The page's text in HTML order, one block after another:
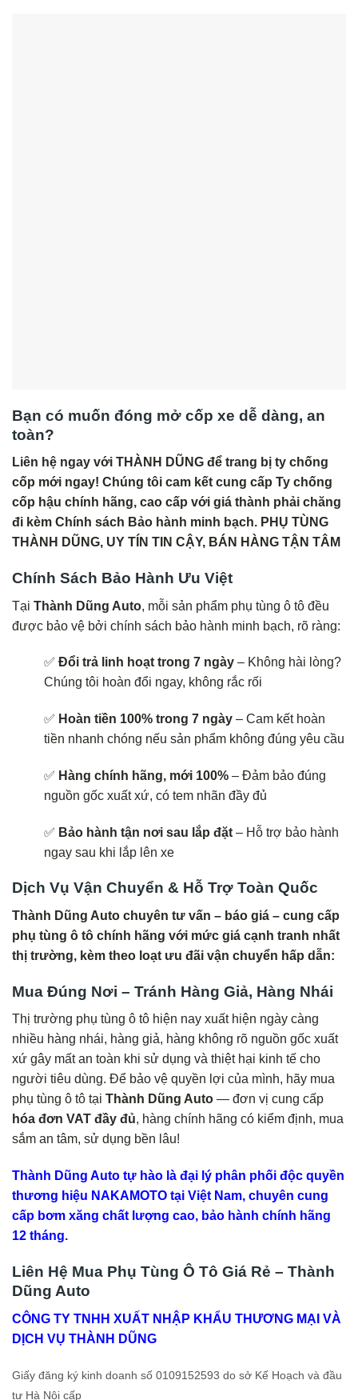
Bạn có muốn đóng mở cốp xe dễ dàng, an
toàn?
Liên hệ ngay với THÀNH DŨNG để trang bị ty chống
cốp mới ngay! Chúng tôi cam kết cung cấp Ty chống
cốp hậu chính hãng, cao cấp với giá thành phải chăng
đi kèm Chính sách Bảo hành minh bạch. PHỤ TÙNG
THÀNH DŨNG, UY TÍN TIN CẬY, BÁN HÀNG TẬN TÂM
Chính Sách Bảo Hành Ưu Việt
Tại Thành Dũng Auto, mỗi sản phẩm phụ tùng ô tô đều
được bảo vệ bởi chính sách bảo hành minh bạch, rõ ràng:
✅ Đổi trả linh hoạt trong 7 ngày – Không hài lòng?
Chúng tôi hoàn đổi ngay, không rắc rối
✅ Hoàn tiền 100% trong 7 ngày – Cam kết hoàn
tiền nhanh chóng nếu sản phẩm không đúng yêu cầu
✅ Hàng chính hãng, mới 100% – Đảm bảo đúng
nguồn gốc xuất xứ, có tem nhãn đầy đủ
✅ Bảo hành tận nơi sau lắp đặt – Hỗ trợ bảo hành
ngay sau khi lắp lên xe
Dịch Vụ Vận Chuyển & Hỗ Trợ Toàn Quốc
Thành Dũng Auto chuyên tư vấn – báo giá – cung cấp
phụ tùng ô tô chính hãng với mức giá cạnh tranh nhất
thị trường, kèm theo loạt ưu đãi vận chuyển hấp dẫn:
Mua Đúng Nơi – Tránh Hàng Giả, Hàng Nhái
Thị trường phụ tùng ô tô hiện nay xuất hiện ngày càng
nhiều hàng nhái, hàng giả, hàng không rõ nguồn gốc xuất
xứ gây mất an toàn khi sử dụng và thiệt hại kinh tế cho
người tiêu dùng. Để bảo vệ quyền lợi của mình, hãy mua
phụ tùng ô tô tại Thành Dũng Auto — đơn vị cung cấp
hóa đơn VAT đầy đủ, hàng chính hãng có kiểm định, mua
sắm an tâm, sử dụng bền lâu!
Thành Dũng Auto tự hào là đại lý phân phối độc quyền
thương hiệu NAKAMOTO tại Việt Nam, chuyên cung
cấp bơm xăng chất lượng cao, bảo hành chính hãng
12 tháng.
Liên Hệ Mua Phụ Tùng Ô Tô Giá Rẻ – Thành
Dũng Auto
CÔNG TY TNHH XUẤT NHẬP KHẨU THƯƠNG MẠI VÀ
DỊCH VỤ THÀNH DŨNG
Giấy đăng ký kinh doanh số 0109152593 do sở Kế Hoạch và đầu
tư Hà Nội cấp